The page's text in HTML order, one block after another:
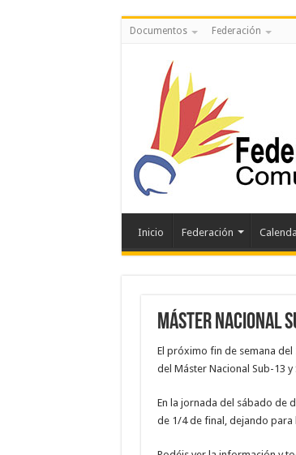
Documentos Federación
Inicio Federación
MÁSTER NACIONAL
El próximo fin de semana del
del Máster Nacional Sub-13
En la jornada del sábado de
de 1/4 de final, dejando